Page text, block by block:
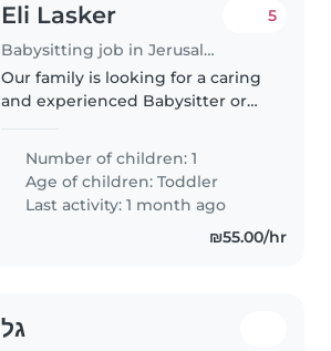
Eli Lasker
Babysitting job in Jerusalem
5
Our family is looking for a caring
and experienced Babysitter or
energetic, curious, and friendly
2-year-old. We'd appreciate
someone who is comfortable..
Number of children: 1
Age of children:Toddler
Last activity: 1 month ago
₪55.00/hr
גל